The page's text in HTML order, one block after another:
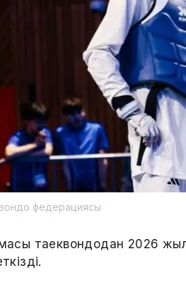
федерациясы
таеквондодан 2026